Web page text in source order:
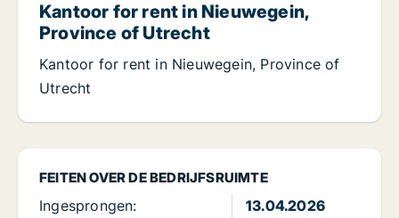
FEITEN OVER DE BEDRIJFSRUIMTE
Ingesprongen:
13.04.2026
Kantoor for rent in Nieuwegein,
Province of Utrecht
Kantoor for rent in Nieuwegein, Province of
Utrecht